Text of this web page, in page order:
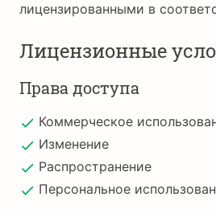
лицензированными в
Лицензионные
Права доступа
Коммерческое
Изменение
Распространение
Персональное